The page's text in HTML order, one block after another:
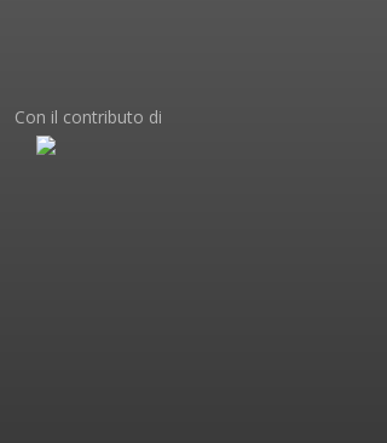
Con il contributo di